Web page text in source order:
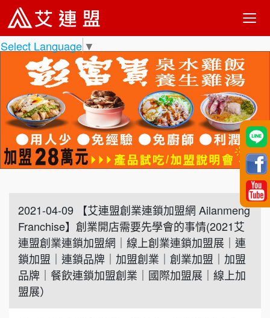
Select Language ▼
2021-04-09 【艾連盟創業連鎖加盟網 Ailanmeng
Franchise】創業開店需要先學會的事情(2021艾
連盟創業連鎖加盟網｜線上創業連鎖加盟展｜連
鎖加盟｜連鎖品牌｜加盟創業｜創業加盟｜加盟
品牌｜餐飲連鎖加盟創業｜國際加盟展｜線上加
盟展）